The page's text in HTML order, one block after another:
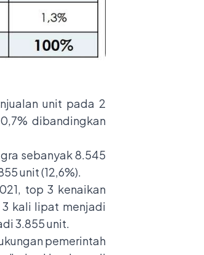
unit pada 2
dibandingkan
sebanyak 8.545
unit (12,6%).
top 3 kenaikan
kali lipat menjadi
3.855 unit.
pemerintah